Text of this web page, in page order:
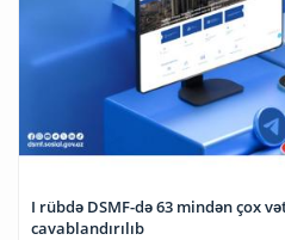
I rübdə DSMF-də 63 mindən çox
cavablandırılıb